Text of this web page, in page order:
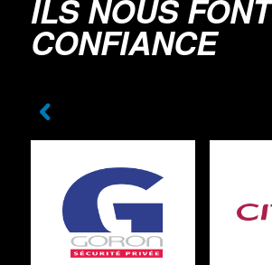
ILS NOUS FONT
CONFIANCE